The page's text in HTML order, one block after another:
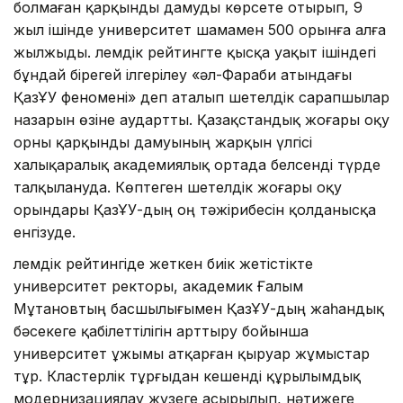
болмаған қарқынды дамуды көрсете отырып, 9
жыл ішінде университет шамамен 500 орынға алға
жылжыды. Әлемдік рейтингте қысқа уақыт ішіндегі
бұндай бірегей ілгерілеу «әл-Фараби атындағы
ҚазҰУ феномені» деп аталып шетелдік сарапшылар
назарын өзіне аудартты. Қазақстандық жоғары оқу
орны қарқынды дамуының жарқын үлгісі
халықаралық академиялық ортада белсенді түрде
талқылануда. Көптеген шетелдік жоғары оқу
орындары ҚазҰУ-дың оң тәжірибесін қолданысқа
енгізуде.
Әлемдік рейтингіде жеткен биік жетістікте
университет ректоры, академик Ғалым
Мұтановтың басшылығымен ҚазҰУ-дың жаһандық
бәсекеге қабілеттілігін арттыру бойынша
университет ұжымы атқарған қыруар жұмыстар
тұр. Кластерлік тұрғыдан кешенді құрылымдық
модернизациялау жүзеге асырылып, нәтижеге